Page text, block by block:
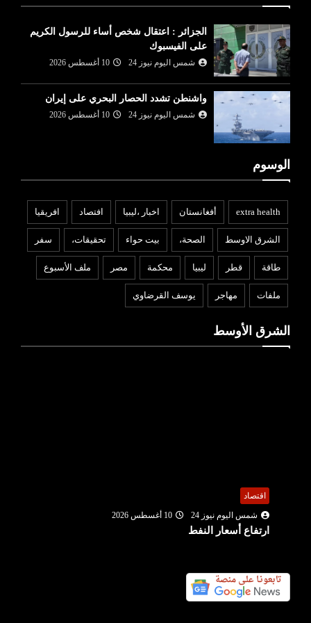
الجزائر : اعتقال شخص أساء للرسول الكريم
على الفيسبوك
شمس اليوم نيوز 24 10 أغسطس 2026
واشنطن تشدد الحصار البحري على إيران
شمس اليوم نيوز 24 10 أغسطس 2026
الوسوم
extra health أفغانستان اخبار ،ليبيا افتصاد افريقيا
الشرق الاوسط الصحة، بيت حواء تحقيقات، سفر
طاقة قطر ليبيا محكمة مصر ملف الأسبوع
ملفات مهاجر يوسف القرضاوي
الشرق الأوسط
اقتصاد
شمس اليوم نيوز 24
10 أغسطس 2026
ارتفاع أسعار النفط